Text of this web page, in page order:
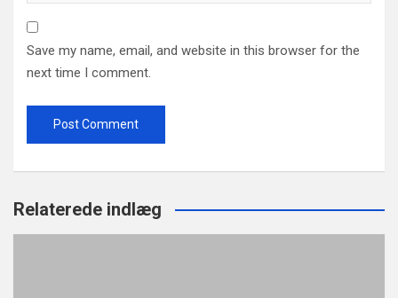
Save my name, email, and website in this browser for the
next time I comment.
Relaterede indlæg